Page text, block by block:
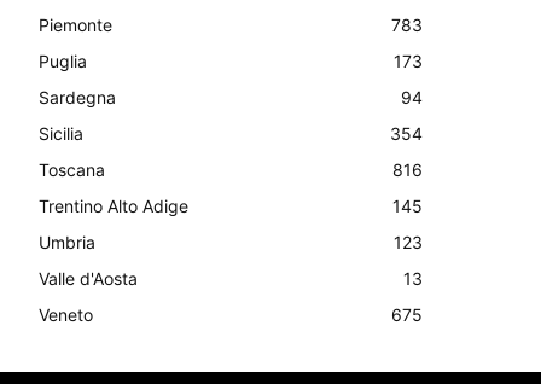
Piemonte
783
Puglia
173
Sardegna
94
Sicilia
354
Toscana
816
Trentino Alto Adige
145
Umbria
123
Valle d'Aosta
13
Veneto
675